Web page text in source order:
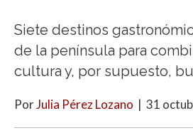
Siete destinos
de la península para
cultura y, por supuesto,
PorJulia Pérez Lozano | 31